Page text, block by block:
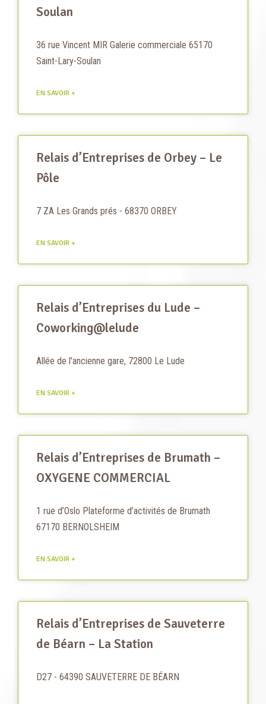
Soulan
36 rue Vincent MIR Galerie commerciale 65170
Saint-Lary-Soulan
EN SAVOIR +
Relais d’Entreprises de Orbey – Le
Pôle
7 ZA Les Grands prés - 68370 ORBEY
EN SAVOIR +
Relais d’Entreprises du Lude –
Coworking@lelude
Allée de l'ancienne gare, 72800 Le Lude
EN SAVOIR +
Relais d’Entreprises de Brumath –
OXYGENE COMMERCIAL
1 rue d’Oslo Plateforme d’activités de Brumath
67170 BERNOLSHEIM
EN SAVOIR +
Relais d’Entreprises de Sauveterre
de Béarn – La Station
D27 - 64390 SAUVETERRE DE BÉARN